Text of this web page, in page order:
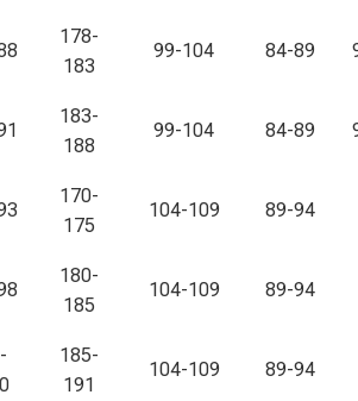
178-
183
99-104 84-89
183-
188
99-104 84-89
170-
175
104-109 89-94
180-
185
104-109 89-94
185-
191
104-109 89-94